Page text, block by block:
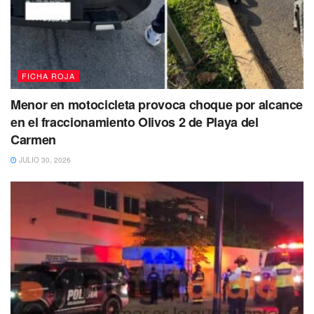
Los narcóticos asegurados y el arma fueron puestos a
disposición de la Fiscalía General del Estado para el
deslinde de responsabilidades.
Tags: Asegurados detenidos Droga ficha roja
FICHA ROJA
Menor en motocicleta provoca choque por alcance
en el fraccionamiento Olivos 2 de Playa del
Carmen
JULIO 30, 2026